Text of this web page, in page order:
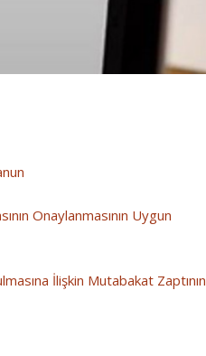
Onaylanmasının Uygun
İlişkin Mutabakat Zaptının